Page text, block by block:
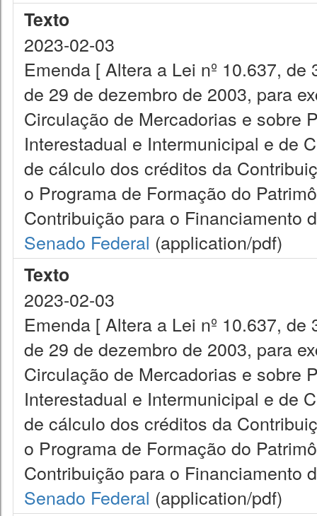
Texto
2023-02-03
Emenda [ Altera a Lei nº 10.637,
de 29 de dezembro de 2003, para
Circulação de Mercadorias e sobre
Interestadual e Intermunicipal e de
de cálculo dos créditos da
o Programa de Formação do
Contribuição para o Financiamento
Senado Federal (application/pdf)
Texto
2023-02-03
Emenda [ Altera a Lei nº 10.637,
de 29 de dezembro de 2003, para
Circulação de Mercadorias e sobre
Interestadual e Intermunicipal e de
de cálculo dos créditos da
o Programa de Formação do
Contribuição para o Financiamento
Senado Federal (application/pdf)